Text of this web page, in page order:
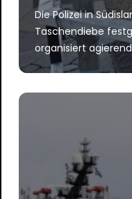
Die Polizei in
Taschendiebe
organisiert